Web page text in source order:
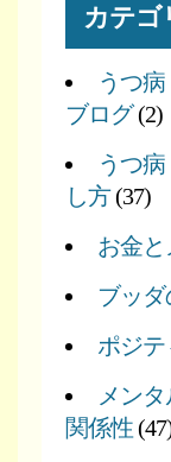
カテゴ
うつ
ブログ(2)
うつ
し方(37)
お金
ブッダ
ポジ
メン
関係性